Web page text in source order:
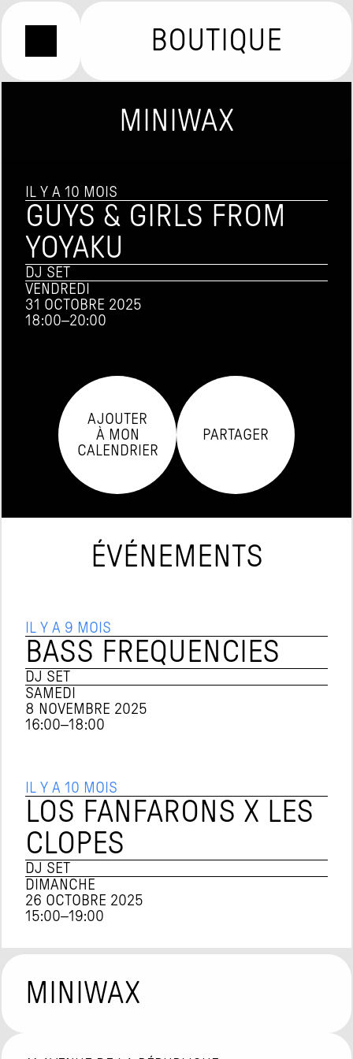
BOUTIQUE
MINIWAX
IL Y A 10 MOIS
GUYS & GIRLS FROM
YOYAKU
DJ SET
VENDREDI
31 OCTOBRE 2025
18:00–20:00
ÉVÉNEMENTS
IL Y A 9 MOIS
BASS FREQUENCIES
DJ SET
SAMEDI
8 NOVEMBRE 2025
16:00–18:00
IL Y A 10 MOIS
LOS FANFARONS X LES
CLOPES
DJ SET
DIMANCHE
26 OCTOBRE 2025
15:00–19:00
AJOUTER
À MON
CALENDRIER
PARTAGER
MINIWAX